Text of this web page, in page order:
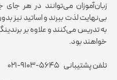
زبان‌آموزان می‌توانند در هر
بی‌نهایت لذت ببرند و اساتید نیز
به تدریس می‌کنند و علاوه بر
خواهند بود.
تلفن پشتیبانی ۰۲۱-۹۱۰۳-۵۶۴۵